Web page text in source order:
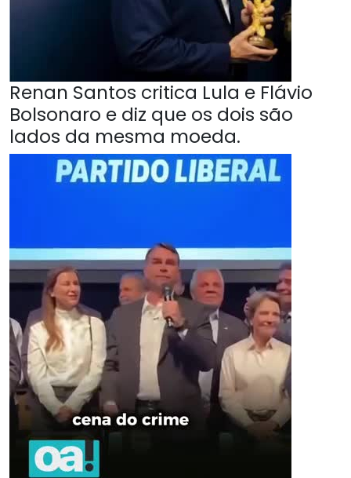
Renan Santos critica Lula e Flávio
Bolsonaro e diz que os dois são
lados da mesma moeda.